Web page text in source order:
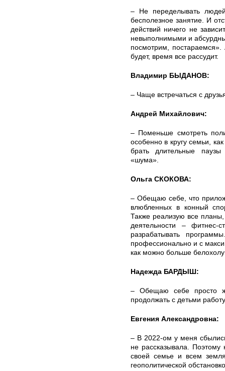
– Не переделывать
бесполезное занятие. И
действий ничего не
невыполнимыми и
посмотрим,
будет, время все рассудит.
Владимир БЫДАНОВ:
– Чаще встречаться с
Андрей Михайлович:
– Поменьше смотреть
особенно в кругу семьи,
брать длительные
«шума».
Ольга СКОКОВА:
– Обещаю себе, что
влюбленных в конный
Также реализую все
деятельности – фитнес-
разрабатывать
профессионально и с
как можно больше
Надежда БАРДЫШ:
– Обещаю себе просто
продолжать с детьми
Евгения Александровна:
– В 2022-ом у меня
не рассказывала.
своей семье и всем
геополитической